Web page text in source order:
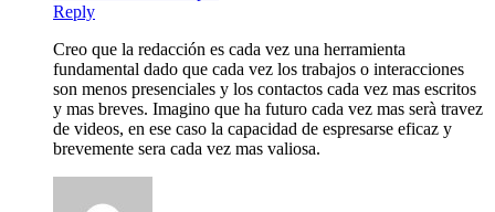
Reply
Creo que la redacción es cada vez una herramienta
fundamental dado que cada vez los trabajos o interacciones
son menos presenciales y los contactos cada vez mas escritos
y mas breves. Imagino que ha futuro cada vez mas serà travez
de videos, en ese caso la capacidad de espresarse eficaz y
brevemente sera cada vez mas valiosa.